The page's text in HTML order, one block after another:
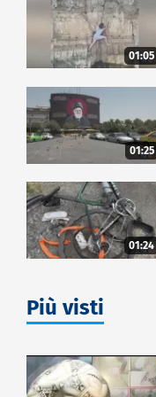
01:05
01:25
01:24
Più visti